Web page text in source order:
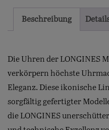
Beschreibung
Die Uhren der LONGINES
verkörpern höchste
Eleganz. Diese ikonische
sorgfältig gefertigter
die LONGINES